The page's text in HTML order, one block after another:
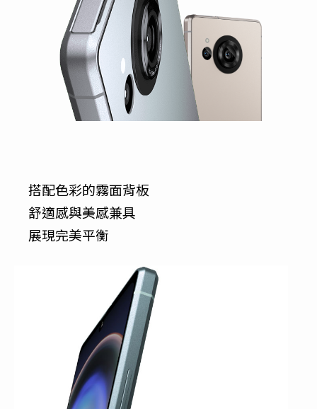
搭配色彩的霧面背板
舒適感與美感兼具
展現完美平衡